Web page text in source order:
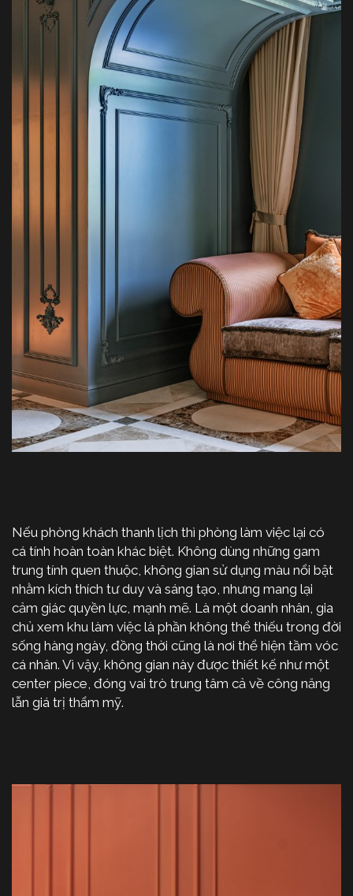
Nếu phòng khách thanh lịch thì phòng làm việc lại có
cá tính hoàn toàn khác biệt. Không dùng những gam
trung tính quen thuộc, không gian sử dụng màu nổi bật
nhằm kích thích tư duy và sáng tạo, nhưng mang lại
cảm giác quyền lực, mạnh mẽ. Là một doanh nhân, gia
chủ xem khu làm việc là phần không thể thiếu trong đời
sống hàng ngày, đồng thời cũng là nơi thể hiện tầm vóc
cá nhân. Vì vậy, không gian này được thiết kế như một
center piece, đóng vai trò trung tâm cả về công năng
lẫn giá trị thẩm mỹ.